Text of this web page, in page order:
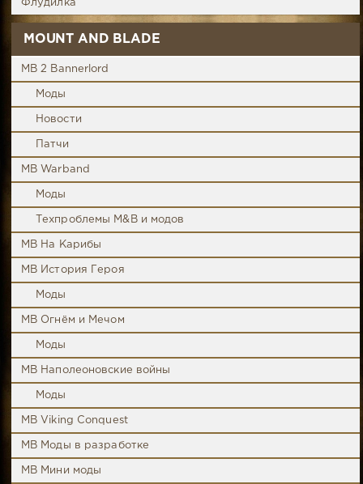
Флудилка
MOUNT AND BLADE
MB 2 Bannerlord
Моды
Новости
Патчи
MB Warband
Моды
Техпроблемы M&B и модов
MB На Карибы
MB История Героя
Моды
MB Огнём и Мечом
Моды
MB Наполеоновские войны
Моды
MB Viking Conquest
MB Моды в разработке
MB Мини моды